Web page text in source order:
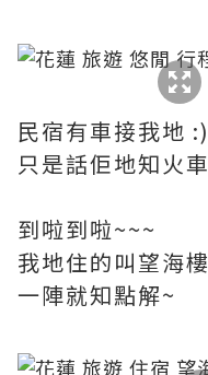
民宿有車接我地
只是話佢地知火
到啦到啦~~~
我地住的叫望海樓
一陣就知點解~